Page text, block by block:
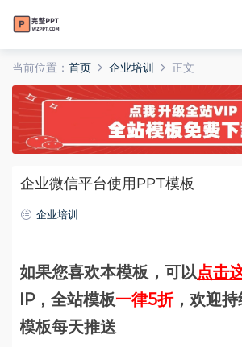
当前位置： 首页 企业培训 正文
企业微信平台使用PPT模板
企业培训
如果您喜欢本模板，可以点击
IP，全站模板一律5折，欢迎持
模板每天推送